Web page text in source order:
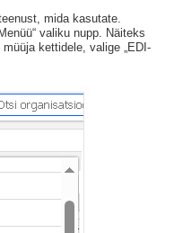
mida kasutate.
valiku nupp. Näiteks
kettidele, valige „EDI-